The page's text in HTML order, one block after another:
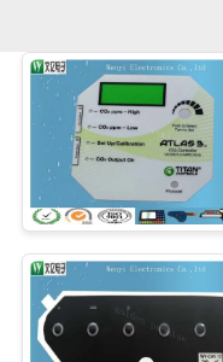
ম্যাপ
PRIVACY
POLICY